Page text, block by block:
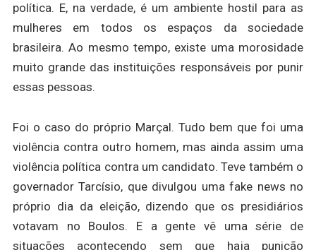
política. E, na verdade, é um ambiente hostil para as
mulheres em todos os espaços da sociedade
brasileira. Ao mesmo tempo, existe uma morosidade
muito grande das instituições responsáveis por punir
essas pessoas.
Foi o caso do próprio Marçal. Tudo bem que foi uma
violência contra outro homem, mas ainda assim uma
violência política contra um candidato. Teve também o
governador Tarcísio, que divulgou uma fake news no
próprio dia da eleição, dizendo que os presidiários
votavam no Boulos. E a gente vê uma série de
situações acontecendo sem que haja punição